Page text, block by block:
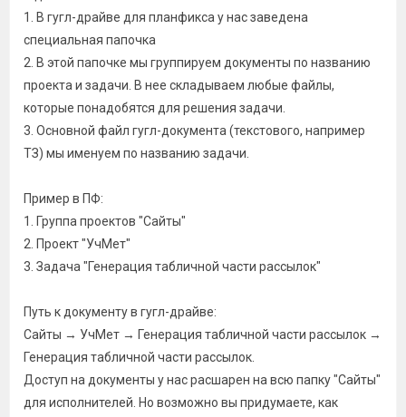
1. В гугл-драйве для планфикса у нас заведена
специальная папочка
2. В этой папочке мы группируем документы по названию
проекта и задачи. В нее складываем любые файлы,
которые понадобятся для решения задачи.
3. Основной файл гугл-документа (текстового, например
ТЗ) мы именуем по названию задачи.
Пример в ПФ:
1. Группа проектов "Сайты"
2. Проект "УчМет"
3. Задача "Генерация табличной части рассылок"
Путь к документу в гугл-драйве:
Сайты → УчМет → Генерация табличной части рассылок →
Генерация табличной части рассылок.
Доступ на документы у нас расшарен на всю папку "Сайты"
для исполнителей. Но возможно вы придумаете, как